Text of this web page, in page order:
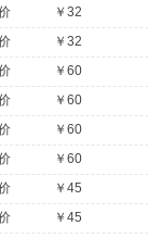
￥32
￥32
￥60
￥60
￥60
￥60
￥45
￥45